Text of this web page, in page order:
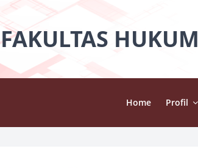
FAKULTAS HUKUM
Home Profil